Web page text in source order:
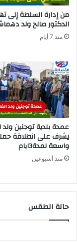
من إدارة السلطة إلى
الدكتور صالح ولد
منذ 7 أيام
عمدة بلدية توجنين ولد
يشرف على انطلاقة
واسعة لمدة3ايام
منذ أسبوعين
حالة الطقس